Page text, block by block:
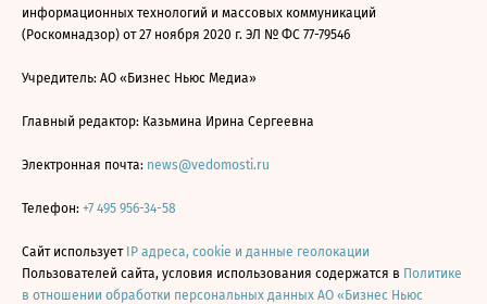
информационных технологий и массовых коммуникаций
(Роскомнадзор) от 27 ноября 2020 г. ЭЛ № ФС 77-79546
Учредитель: АО «Бизнес Ньюс Медиа»
Главный редактор: Казьмина Ирина Сергеевна
Электронная почта: news@vedomosti.ru
Телефон: +7 495 956-34-58
Сайт использует IP адреса, cookie и данные геолокации
Пользователей сайта, условия использования содержатся в Политике
в отношении обработки персональных данных АО «Бизнес Ньюс